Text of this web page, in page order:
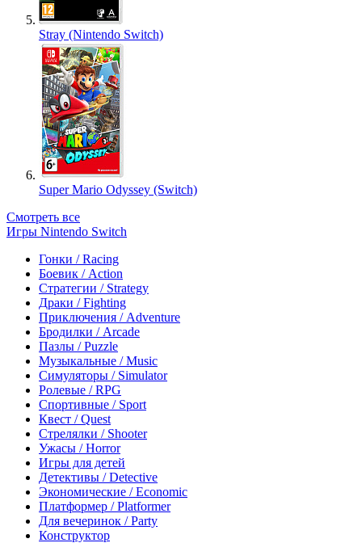
Stray (Nintendo Switch)
Super Mario Odyssey (Switch)
Смотреть все
Игры Nintendo Switch
Гонки / Racing
Боевик / Action
Стратегии / Strategy
Драки / Fighting
Приключения / Adventure
Бродилки / Arcade
Пазлы / Puzzle
Музыкальные / Music
Симуляторы / Simulator
Ролевые / RPG
Спортивные / Sport
Квест / Quest
Стрелялки / Shooter
Ужасы / Horror
Игры для детей
Детективы / Detective
Экономические / Economic
Платформер / Platformer
Для вечеринок / Party
Конструктор